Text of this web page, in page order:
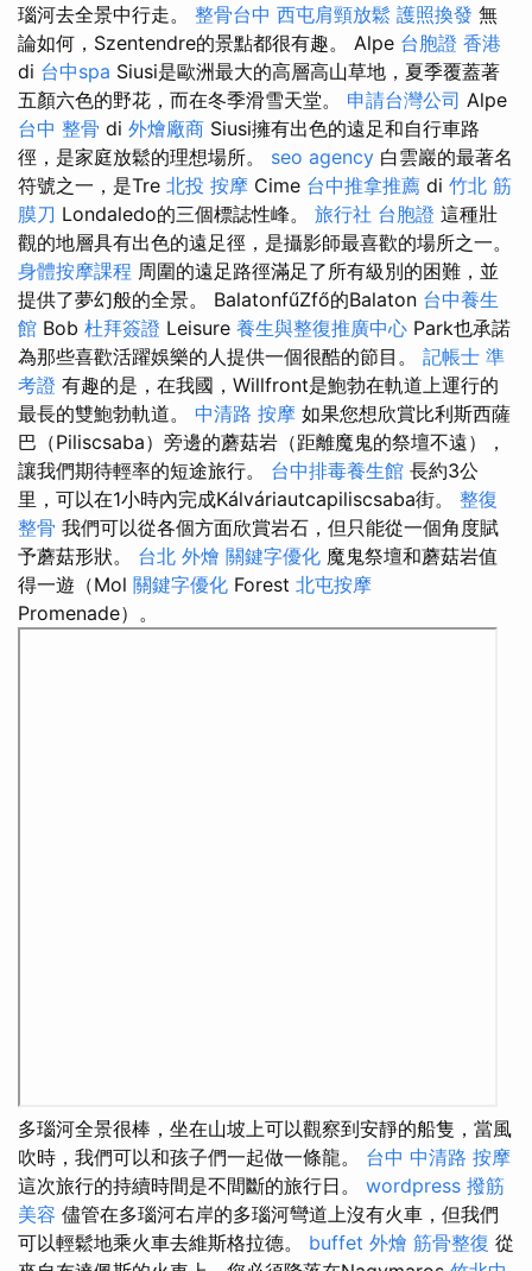
瑙河去全景中行走。 整骨台中 西屯肩頸放鬆 護照換發 無
論如何，Szentendre的景點都很有趣。 Alpe 台胞證 香港
di 台中spa Siusi是歐洲最大的高層高山草地，夏季覆蓋著
五顏六色的野花，而在冬季滑雪天堂。 申請台灣公司 Alpe
台中 整骨 di 外燴廠商 Siusi擁有出色的遠足和自行車路
徑，是家庭放鬆的理想場所。 seo agency 白雲巖的最著名
符號之一，是Tre 北投 按摩 Cime 台中推拿推薦 di 竹北 筋
膜刀 Londaledo的三個標誌性峰。 旅行社 台胞證 這種壯
觀的地層具有出色的遠足徑，是攝影師最喜歡的場所之一。
身體按摩課程 周圍的遠足路徑滿足了所有級別的困難，並
提供了夢幻般的全景。 BalatonfűZfő的Balaton 台中養生
館 Bob 杜拜簽證 Leisure 養生與整復推廣中心 Park也承諾
為那些喜歡活躍娛樂的人提供一個很酷的節目。 記帳士 準
考證 有趣的是，在我國，Willfront是鮑勃在軌道上運行的
最長的雙鮑勃軌道。 中清路 按摩 如果您想欣賞比利斯西薩
巴（Piliscsaba）旁邊的蘑菇岩（距離魔鬼的祭壇不遠），
讓我們期待輕率的短途旅行。 台中排毒養生館 長約3公
里，可以在1小時內完成Kálváriautcapiliscsaba街。 整復
整骨 我們可以從各個方面欣賞岩石，但只能從一個角度賦
予蘑菇形狀。 台北 外燴 關鍵字優化 魔鬼祭壇和蘑菇岩值
得一遊（Mol 關鍵字優化 Forest 北屯按摩
Promenade）。
多瑙河全景很棒，坐在山坡上可以觀察到安靜的船隻，當風
吹時，我們可以和孩子們一起做一條龍。 台中 中清路 按摩
這次旅行的持續時間是不間斷的旅行日。 wordpress 撥筋
美容 儘管在多瑙河右岸的多瑙河彎道上沒有火車，但我們
可以輕鬆地乘火車去維斯格拉德。 buffet 外燴 筋骨整復 從